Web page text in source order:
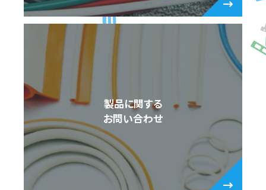
製品に関する
お問い合わせ